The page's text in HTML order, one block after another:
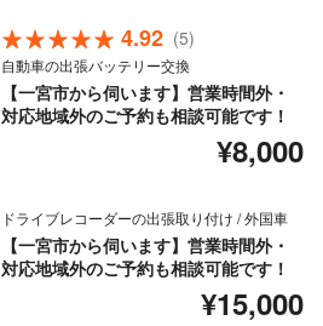
4.92 (5)
自動車の出張バッテリー交換
【一宮市から伺います】営業時間外・
対応地域外のご予約も相談可能です！
¥8,000
ドライブレコーダーの出張取り付け / 外国車
【一宮市から伺います】営業時間外・
対応地域外のご予約も相談可能です！
¥15,000